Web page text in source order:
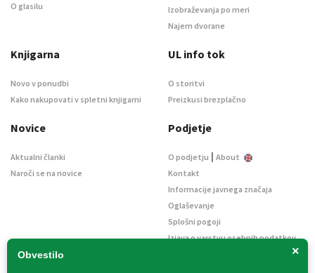
×
Obvestilo
O glasilu
Izobraževanja po meri
Najem dvorane
Knjigarna
Novo v ponudbi
Kako nakupovati v spletni knjigarni
UL info tok
O storitvi
Preizkusi brezplačno
Novice
Aktualni članki
Naroči se na novice
Podjetje
O podjetju | About
Kontakt
Informacije javnega značaja
Oglaševanje
Splošni pogoji
Izjava o varstvu osebnih podatkov